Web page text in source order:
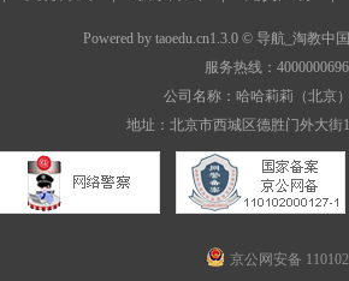
Powered by taoedu.cn1.3.0© 导航_淘教中国
服务热线：
公司名称：哈哈莉莉（北
地址：北京市西城区德胜门外大街
京公网安备